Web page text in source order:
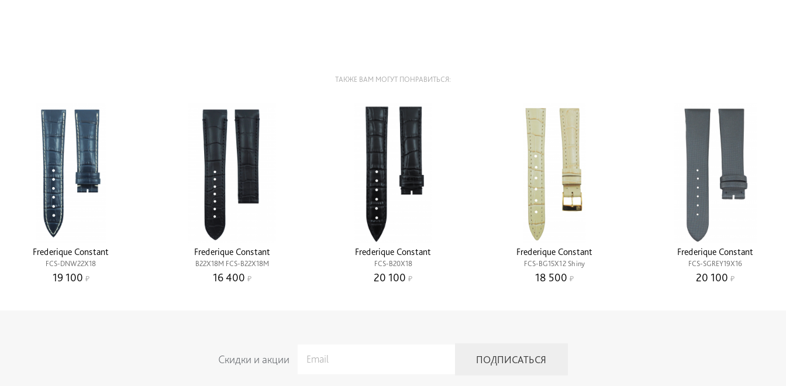
ТАКЖЕ ВАМ МОГУТ ПОНРАВИТЬСЯ:
Frederique Constant
FCS-DNW22X18
19 100
Frederique Constant
B22X18M FCS-B22X18M
16 400
Frederique Constant
FCS-B20X18
20 100
Frederique Constant
FCS-BG15X12 Shiny
18 500
Frederique Constant
FCS-SGREY19X16
20 100
Скидки и акции